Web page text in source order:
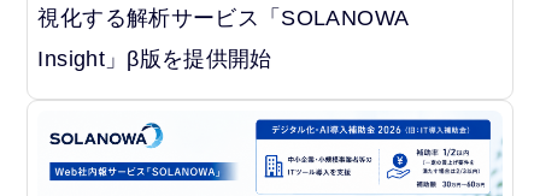
視化する解析サービス「SOLANOWA
Insight」β版を提供開始